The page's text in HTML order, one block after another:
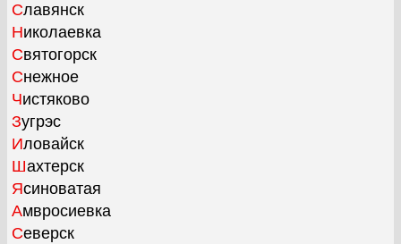
Славянск
Николаевка
Святогорск
Снежное
Чистяково
Зугрэс
Иловайск
Шахтерск
Ясиноватая
Амвросиевка
Северск